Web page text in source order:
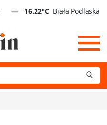
16.22°C Biała Podlaska